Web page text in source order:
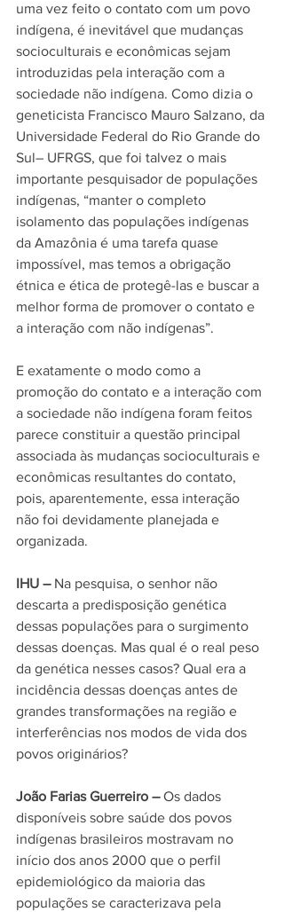
uma vez feito o contato com um povo
indígena, é inevitável que mudanças
socioculturais e econômicas sejam
introduzidas pela interação com a
sociedade não indígena. Como dizia o
geneticista Francisco Mauro Salzano, da
Universidade Federal do Rio Grande do
Sul– UFRGS, que foi talvez o mais
importante pesquisador de populações
indígenas, “manter o completo
isolamento das populações indígenas
da Amazônia é uma tarefa quase
impossível, mas temos a obrigação
étnica e ética de protegê-las e buscar a
melhor forma de promover o contato e
a interação com não indígenas”.
E exatamente o modo como a
promoção do contato e a interação com
a sociedade não indígena foram feitos
parece constituir a questão principal
associada às mudanças socioculturais e
econômicas resultantes do contato,
pois, aparentemente, essa interação
não foi devidamente planejada e
organizada.
IHU – Na pesquisa, o senhor não
descarta a predisposição genética
dessas populações para o surgimento
dessas doenças. Mas qual é o real peso
da genética nesses casos? Qual era a
incidência dessas doenças antes de
grandes transformações na região e
interferências nos modos de vida dos
povos originários?
João Farias Guerreiro – Os dados
disponíveis sobre saúde dos povos
indígenas brasileiros mostravam no
início dos anos 2000 que o perfil
epidemiológico da maioria das
populações se caracterizava pela